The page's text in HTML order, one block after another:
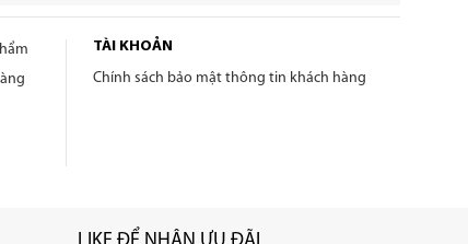
TÀI KHOẢN
Chính sách bảo mật thông tin khách hàng